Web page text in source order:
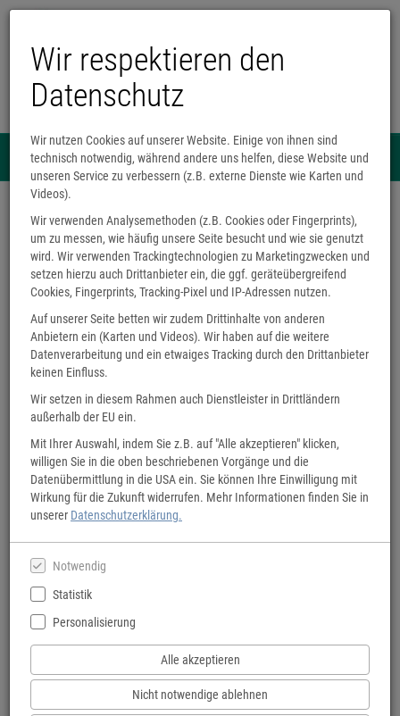
Wir respektieren den
Datenschutz
Wir nutzen Cookies auf unserer Website. Einige von ihnen sind
technisch notwendig, während andere uns helfen, diese Website und
unseren Service zu verbessern (z.B. externe Dienste wie Karten und
Videos).
Wir verwenden Analysemethoden (z.B. Cookies oder Fingerprints),
um zu messen, wie häufig unsere Seite besucht und wie sie genutzt
wird. Wir verwenden Trackingtechnologien zu Marketingzwecken und
setzen hierzu auch Drittanbieter ein, die ggf. geräteübergreifend
Cookies, Fingerprints, Tracking-Pixel und IP-Adressen nutzen.
Auf unserer Seite betten wir zudem Drittinhalte von anderen
Anbietern ein (Karten und Videos). Wir haben auf die weitere
Datenverarbeitung und ein etwaiges Tracking durch den Drittanbieter
keinen Einfluss.
Wir setzen in diesem Rahmen auch Dienstleister in Drittländern
außerhalb der EU ein.
Mit Ihrer Auswahl, indem Sie z.B. auf "Alle akzeptieren" klicken,
willigen Sie in die oben beschriebenen Vorgänge und die
Datenübermittlung in die USA ein. Sie können Ihre Einwilligung mit
Wirkung für die Zukunft widerrufen. Mehr Informationen finden Sie in
unserer Datenschutzerklärung.
Notwendig
Statistik
Personalisierung
Alle akzeptieren
Nicht notwendige ablehnen
Menü 0
Buchhandlung Wackes
Korschenbroicher Straße 81
41065 Mönchengladbach
info@wackes-buch.de
02161 2488730
Öffnungszeiten
Montag - Freitag
9:30 bis 17:30 Uhr
Samstag geschlossen